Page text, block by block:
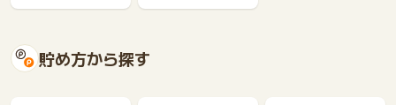
貯め方から探す